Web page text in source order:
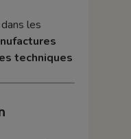
les
techniques